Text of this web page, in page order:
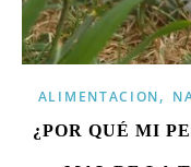
ALIMENTACION,
¿POR QUÉ MI